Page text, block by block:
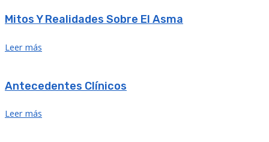
Mitos Y Realidades Sobre El Asma
Leer más
Antecedentes Clínicos
Leer más